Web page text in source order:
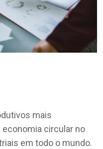
mais
circular no
em todo o mundo.